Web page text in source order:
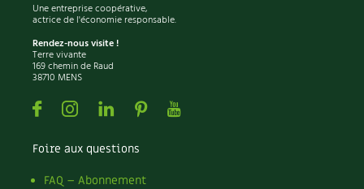
Une entreprise coopérative,
actrice de l'économie responsable.
Rendez-nous visite !
Terre vivante
169 chemin de Raud
38710 MENS
FacebookInstagramLinkedin
PinterestYoutube
Foire aux questions
FAQ – Abonnement